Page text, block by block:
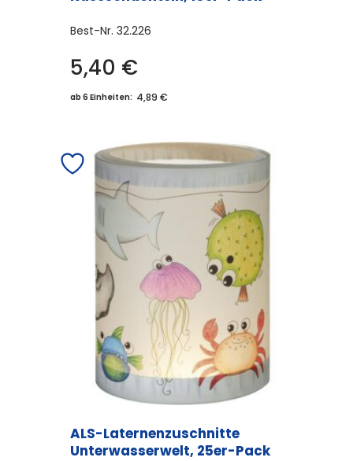
Best-Nr. 32.226
5,40 €
ab 6 Einheiten: 4,89 €
ALS-Laternenzuschnitte
Unterwasserwelt, 25er-Pack